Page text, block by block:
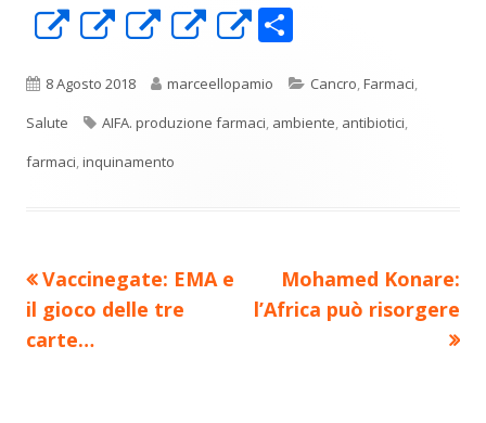
Apre
una
nuova
finestra
Apre
una
nuova
finestra
Apre
una
nuova
finestra
Apre
una
nuova
Apre
una
nuova
n
di
Pubblicato
8 Agosto 2018 Autore
marceellopamio Categorie
Cancro Farmaci
Salute
Tag
AIFA. produzione farmaci ambiente antibiotici
farmaci inquinamento
Navigazione
articoli
Precedente
articolo:
Vaccinegate: EMA e
il gioco delle tre
carte…
Nuovo
articolo:
Mohamed Konare:
l’Africa può risorgere